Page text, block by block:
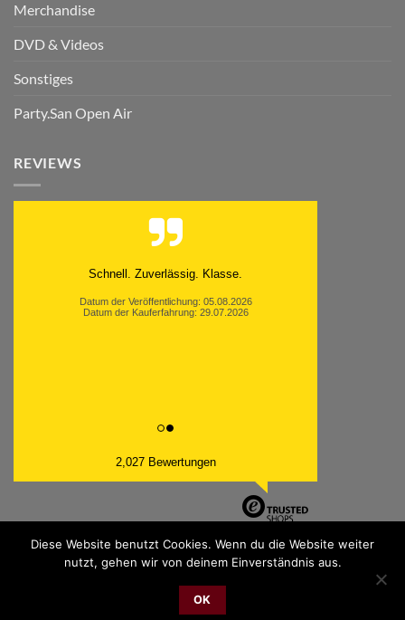
Merchandise
DVD & Videos
Sonstiges
Party.San Open Air
REVIEWS
Schnell. Zuverlässig. Klasse.
Datum der Veröffentlichung: 05.08.2026
Datum der Kauferfahrung: 29.07.2026
2,027 Bewertungen
2026 © cudgel Vertrieb - a division of Party.San GmbH
Diese Website benutzt Cookies. Wenn du die Website weiter
nutzt, gehen wir von deinem Einverständnis aus.
OK